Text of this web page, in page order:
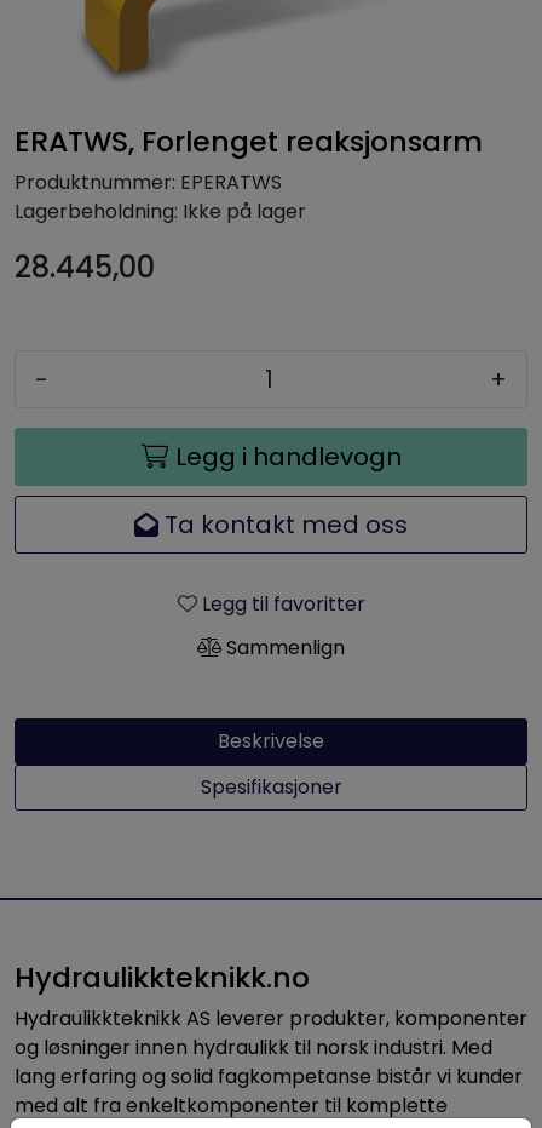
ERATWS, Forlenget reaksjonsarm
Produktnummer: EPERATWS
Lagerbeholdning: Ikke på lager
28.445,00
- +
Legg i handlevogn
Ta kontakt med oss
Legg til favoritter
Sammenlign
Beskrivelse
Spesifikasjoner
Hydraulikkteknikk.no
Hydraulikkteknikk AS leverer produkter, komponenter
og løsninger innen hydraulikk til norsk industri. Med
lang erfaring og solid fagkompetanse bistår vi kunder
med alt fra enkeltkomponenter til komplette